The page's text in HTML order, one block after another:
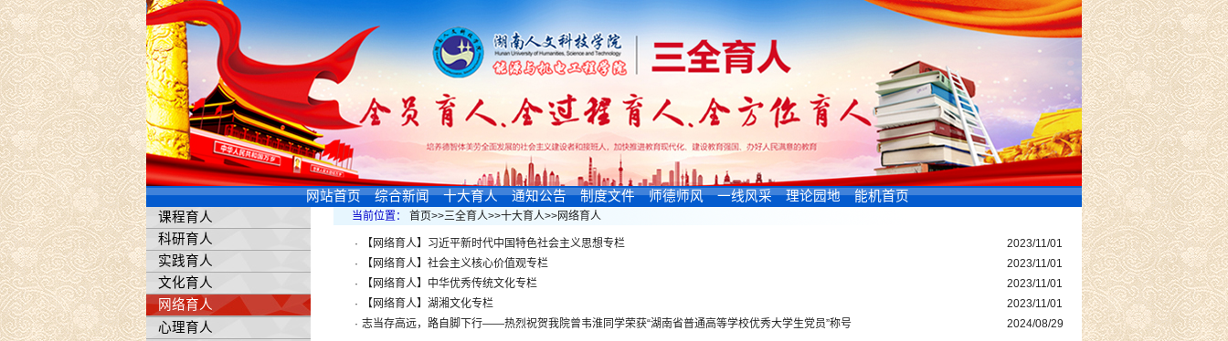
网站首页 综合新闻 十大育人 通知公告 制度文件 师德师风 一线风采 理论园地
能机首页
课程育人
科研育人
实践育人
文化育人
网络育人
心理育人
当前位置： 首页>>三全育人>>十大育人>>网络育人
· 【网络育人】习近平新时代中国特色社会主义思想专栏
2023/11/01
·
【网络育人】社会主义核心价值观专栏
2023/11/01
·
【网络育人】中华优秀传统文化专栏
2023/11/01
·
【网络育人】湖湘文化专栏
2023/11/01
· 志当存高远，路自脚下行——热烈祝贺我院曾韦淮同学荣获“湖南省普通高等学校优秀大学生党员”称号 2024/08/29